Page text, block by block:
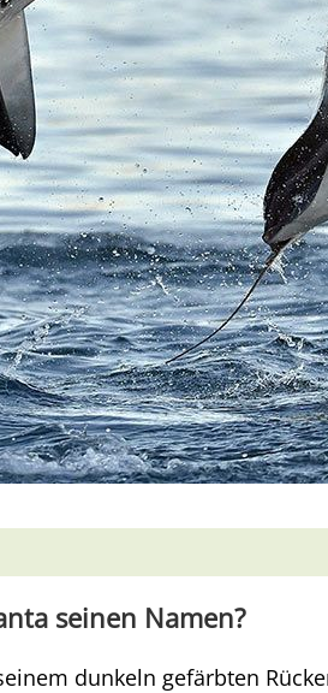
seinen Namen?
dunkeln gefärbten